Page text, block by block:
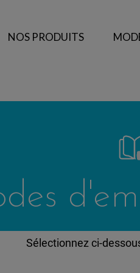
NOS PRODUITS
Sélectionnez ci-